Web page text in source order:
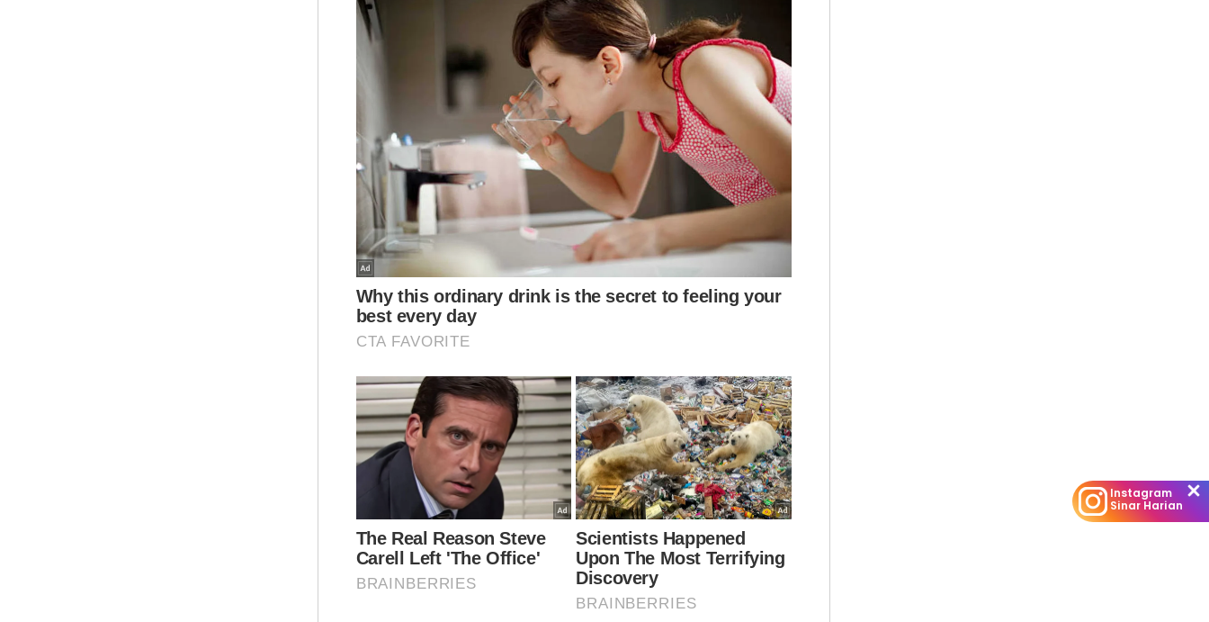
berjaya dihalang suspek sebelum kenderaan
dipandu memecut sehingga sampai ke laluan JRTB
di Gerik," katanya dalam kenyataan di sini pada
Beliau berkata, semasa tiba di lokasi kejadian sekitar
jam 5 pagi, berlaku sekali lagi pertengkaran mulut
antara pasangan itu yang membawa kepada
pergelutan di bahu jalan.
Katanya, suspek kemudiannya bertindak luar
kawalan dengan menolak mangsa sehingga jatuh
ke dalam gaung.
Artikel Berkaitan:
Kereta terbabas dikejar polis, lelaki ditahan bersama
Suami cekik, tolak isteri dalam gaung
Suami isteri jual sepucuk pistol RM10,000 kepada lelaki
Israel
"Mangsa yang mengalami kesan calar, luka dan
lebam pada tubuh badan telah menerima rawatan
lanjut di Hospital Taiping," katanya.
Zulkifli berkata, tangkapan ke atas suspek dibuat
IPD Baling kerana terdapat kes melibatkan lelaki itu
di kawasan pentadbiran polis berkenaan.
Instagram
Sinar Harian